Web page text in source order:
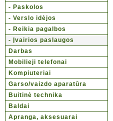
- Paskolos
- Verslo idėjos
- Reikia pagalbos
- Įvairios paslaugos
Darbas
Mobilieji telefonai
Kompiuteriai
Garso/vaizdo aparatūra
Buitinė technika
Baldai
Apranga, aksesuarai